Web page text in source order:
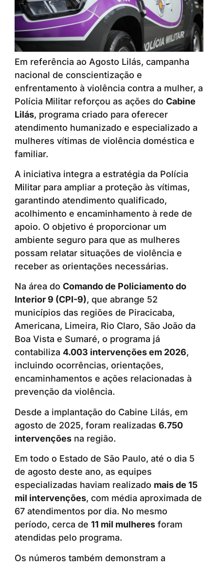
Em referência ao Agosto Lilás, campanha
nacional de conscientização e
enfrentamento à violência contra a mulher, a
Polícia Militar reforçou as ações do Cabine
Lilás, programa criado para oferecer
atendimento humanizado e especializado a
mulheres vítimas de violência doméstica e
familiar.
A iniciativa integra a estratégia da Polícia
Militar para ampliar a proteção às vítimas,
garantindo atendimento qualificado,
acolhimento e encaminhamento à rede de
apoio. O objetivo é proporcionar um
ambiente seguro para que as mulheres
possam relatar situações de violência e
receber as orientações necessárias.
Na área do Comando de Policiamento do
Interior 9 (CPI-9), que abrange 52
municípios das regiões de Piracicaba,
Americana, Limeira, Rio Claro, São João da
Boa Vista e Sumaré, o programa já
contabiliza 4.003 intervenções em 2026,
incluindo ocorrências, orientações,
encaminhamentos e ações relacionadas à
prevenção da violência.
Desde a implantação do Cabine Lilás, em
agosto de 2025, foram realizadas 6.750
intervenções na região.
Em todo o Estado de São Paulo, até o dia 5
de agosto deste ano, as equipes
especializadas haviam realizado mais de 15
mil intervenções, com média aproximada de
67 atendimentos por dia. No mesmo
período, cerca de 11 mil mulheres foram
atendidas pelo programa.
Os números também demonstram a